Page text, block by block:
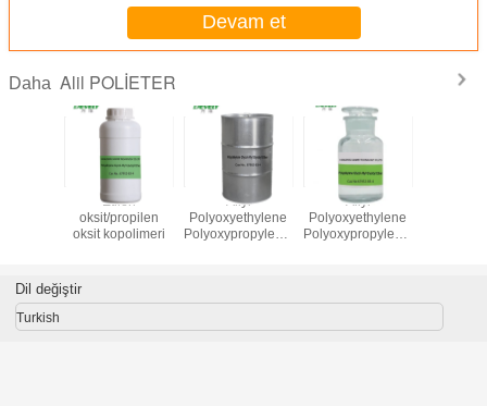
Devam et
Daha Alil POLİETER
Etilen
oksit/propilen
oksit kopolimeri
Allyl
Polyoxyethylene
PolyoxypropyleneEther
Allyl
Polyoxyethylene
PolyoxypropyleneEther
Dil değiştir
Turkish